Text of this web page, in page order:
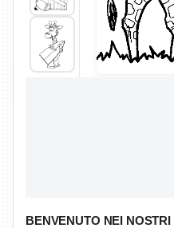
BENVENUTO NEI